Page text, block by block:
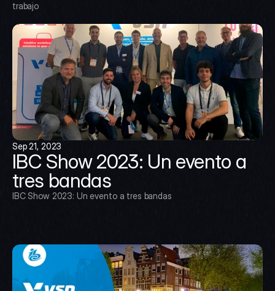
trabajo
Sep 21, 2023
IBC Show 2023: Un evento a
tres bandas
IBC Show 2023: Un evento a tres bandas